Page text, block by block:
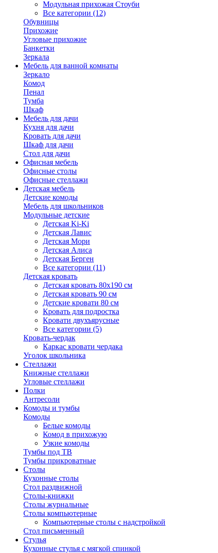
Модульная прихожая Стоуби
Все категории (12)
Обувницы
Прихожие
Угловые прихожие
Банкетки
Зеркала
Мебель для ванной комнаты
Зеркало
Комод
Пенал
Тумба
Шкаф
Мебель для дачи
Кухня для дачи
Кровать для дачи
Шкаф для дачи
Стол для дачи
Офисная мебель
Офисные столы
Офисные стеллажи
Детская мебель
Детские комоды
Мебель для школьников
Модульные детские
Детская Ki-Ki
Детская Лавис
Детская Мори
Детская Алиса
Детская Берген
Все категории (11)
Детская кровать
Детская кровать 80х190 см
Детская кровать 90 см
Детские кровати 80 см
Кровать для подростка
Кровати двухъярусные
Все категории (5)
Кровать-чердак
Каркас кровати чердака
Уголок школьника
Стеллажи
Книжные стеллажи
Угловые стеллажи
Полки
Антресоли
Комоды и тумбы
Комоды
Белые комоды
Комод в прихожую
Узкие комоды
Тумбы под ТВ
Тумбы прикроватные
Столы
Кухонные столы
Стол раздвижной
Столы-книжки
Столы журнальные
Столы компьютерные
Компьютерные столы с надстройкой
Стол письменный
Стулья
Кухонные стулья с мягкой спинкой